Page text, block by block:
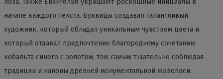
лоза. Также Евангелие украшают роскошные инициалы в
начале каждого текста. Буквицы создавал талантливый
художник, который обладал уникальным чувством цвета и
который отдавал предпочтение благородному сочетанию
кобальта синего с золотом, тем самым тщательно соблюдая
традиции и каноны древней монументальной живописи.